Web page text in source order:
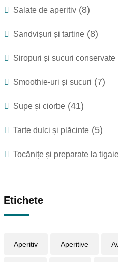
Salate de aperitiv (8)
Sandvișuri și tartine (8)
Siropuri și sucuri conservate
Smoothie-uri și sucuri (7)
Supe și ciorbe (41)
Tarte dulci și plăcinte (5)
Tocănițe și preparate la
Etichete
Aperitiv Aperitive